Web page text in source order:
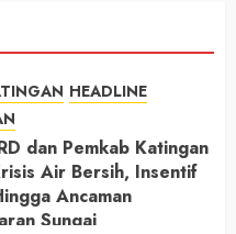
HEADLINE
dan Pemkab Katingan
Air Bersih, Insentif
Ancaman
Sungai